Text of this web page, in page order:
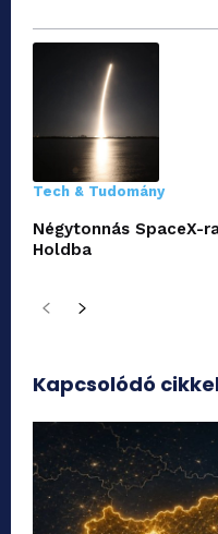
Tech & Tudomány
Négytonnás SpaceX-
Holdba
Kapcsolódó